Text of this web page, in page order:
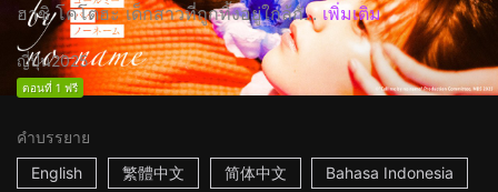
ฮาชิ โคโตฮะ เด็กสาวที่ถูกทิ้งอยู่ใกล้กั... เพิ่มเติม
ญี่ปุ่น2025
ตอนที่ 1 ฟรี
คำบรรยาย
English
繁體中文 简体中文 Bahasa Indonesia